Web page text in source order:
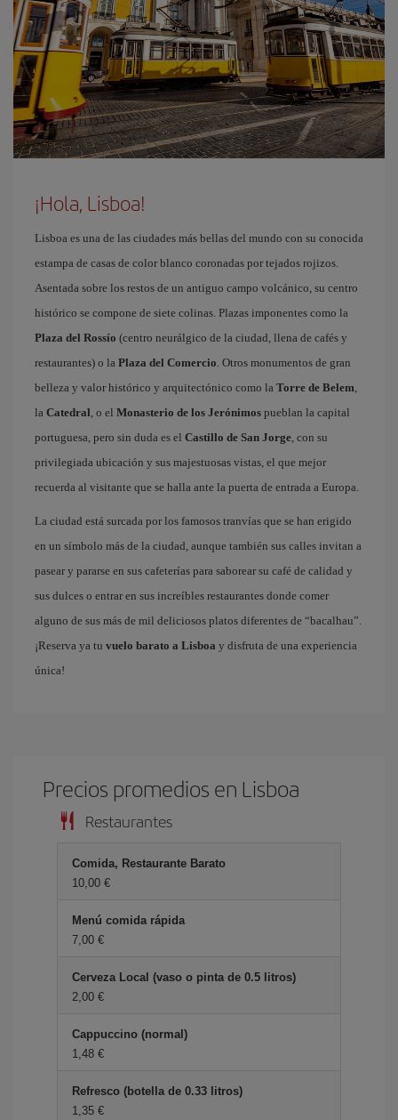
¡Hola, Lisboa!
Lisboa es una de las ciudades más bellas del mundo con su conocida
estampa de casas de color blanco coronadas por tejados rojizos.
Asentada sobre los restos de un antiguo campo volcánico, su centro
histórico se compone de siete colinas. Plazas imponentes como la
Plaza del Rossío (centro neurálgico de la ciudad, llena de cafés y
restaurantes) o la Plaza del Comercio. Otros monumentos de gran
belleza y valor histórico y arquitectónico como la Torre de Belem,
la Catedral, o el Monasterio de los Jerónimos pueblan la capital
portuguesa, pero sin duda es el Castillo de San Jorge, con su
privilegiada ubicación y sus majestuosas vistas, el que mejor
recuerda al visitante que se halla ante la puerta de entrada a Europa.
La ciudad está surcada por los famosos tranvías que se han erigido
en un símbolo más de la ciudad, aunque también sus calles invitan a
pasear y pararse en sus cafeterías para saborear su café de calidad y
sus dulces o entrar en sus increíbles restaurantes donde comer
alguno de sus más de mil deliciosos platos diferentes de “bacalhau”.
¡Reserva ya tu vuelo barato a Lisboa y disfruta de una experiencia
única!
Precios promedios en Lisboa
Restaurantes
Comida, Restaurante Barato
10,00 €
Menú comida rápida
7,00 €
Cerveza Local (vaso o pinta de 0.5 litros)
2,00 €
Cappuccino (normal)
1,48 €
Refresco (botella de 0.33 litros)
1,35 €